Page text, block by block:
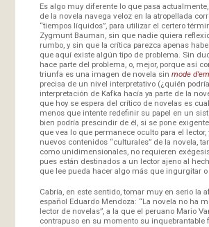
Es algo muy diferente lo que pasa
de la novela navega veloz en la atropellada
“tiempos líquidos”, para utilizar el certero
Zygmunt Bauman, sin que nadie quiera
rumbo, y sin que la crítica parezca apenas
que aquí existe algún tipo de problema. Sin
hace parte del problema, o, mejor, porque así
triunfa es una imagen de novela sin mode
precisa de un nivel interpretativo (¿quién
interpretación de Kafka hacía ya parte de la
que hoy se espera del crítico de novelas es
menos que intente redefinir su papel en un
bien podría prescindir de él, si se pone
que vea lo que permanece oculto para el lector,
nuevos contenidos “culturales” de la novela,
como unidimensionales, no requieren
pues están destinados a un lector ajeno al
que lee pueda hacer algo más que ingurgitar o
Cabría, en este sentido, tomar muy en serio la
español Eduardo Mendoza: “La novela no ha
lector de novelas”, a la que el peruano Mario
contrapuso en su momento su inquebrantable